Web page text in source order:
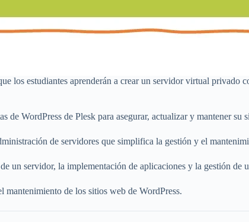
los estudiantes aprenderán a crear un servidor virtual
WordPress de Plesk para asegurar, actualizar y mantener su
de servidores que simplifica la gestión y el
un servidor, la implementación de aplicaciones y la gestión de
mantenimiento de los sitios web de WordPress.